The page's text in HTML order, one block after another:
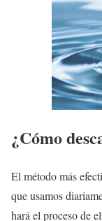
¿Cómo
El método más
que usamos
hará el proceso de